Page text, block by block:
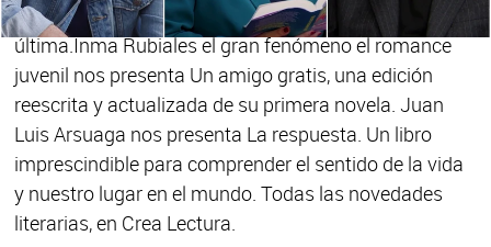
desde la primera página e inquietante hasta la
última.Inma Rubiales el gran fenómeno el romance
juvenil nos presenta Un amigo gratis, una edición
reescrita y actualizada de su primera novela. Juan
Luis Arsuaga nos presenta La respuesta. Un libro
imprescindible para comprender el sentido de la vida
y nuestro lugar en el mundo. Todas las novedades
literarias, en Crea Lectura.